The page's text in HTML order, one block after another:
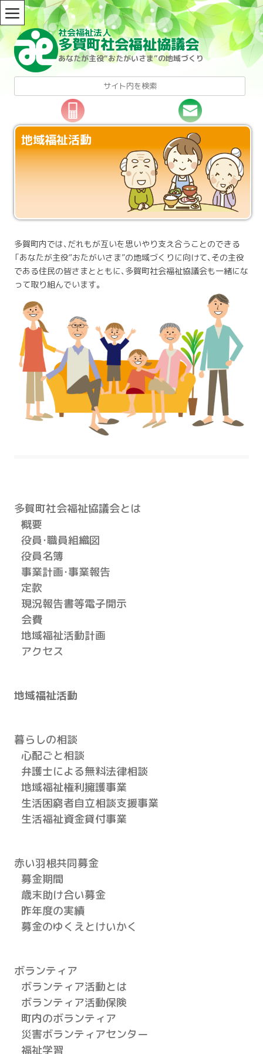
社会福祉法人
多賀町社会福祉協議会
あなたが主役“おたがいさま”の地域づくり
検
≡
Skip to content
地域福祉活動
多賀町内では、だれもが互いを思いやり支え合うことのできる
「あなたが主役“おたがいさま”の地域づくりに向けて、その主役
である住民の皆さまとともに、多賀町社会福祉協議会も一緒にな
って取り組んでいます。
多賀町社会福祉協議会とは
概要
役員・職員組織図
役員名簿
事業計画・事業報告
定款
現況報告書等電子開示
会費
地域福祉活動計画
アクセス
地域福祉活動
暮らしの相談
心配ごと相談
弁護士による無料法律相談
地域福祉権利擁護事業
生活困窮者自立相談支援事業
生活福祉資金貸付事業
赤い羽根共同募金
募金期間
歳末助け合い募金
昨年度の実績
募金のゆくえとけいかく
ボランティア
ボランティア活動とは
ボランティア活動保険
町内のボランティア
災害ボランティアセンター
福祉学習